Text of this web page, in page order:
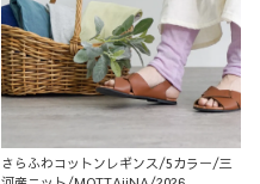
さらふわコットンレギンス/5カラー/三